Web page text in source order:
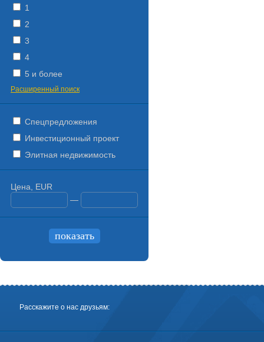
1
2
3
4
5 и более
Расширенный поиск
Спецпредложения
Инвестиционный проект
Элитная недвижимость
Цена, EUR
—
Расскажите о нас друзьям: